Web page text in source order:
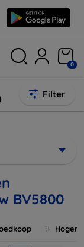
0
Filter
BV5800